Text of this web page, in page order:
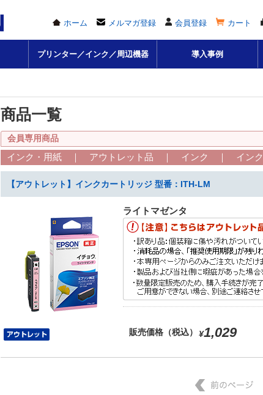
ホーム メルマガ登録 会員登録 カート
プリンター／インク／周辺機器 導入事例
商品一覧
会員専用商品
インク・用紙 ｜ アウトレット品 ｜ インク ｜ インク
【アウトレット】インクカートリッジ 型番：ITH-LM
ライトマゼンタ
販売価格（税込） ¥1,029